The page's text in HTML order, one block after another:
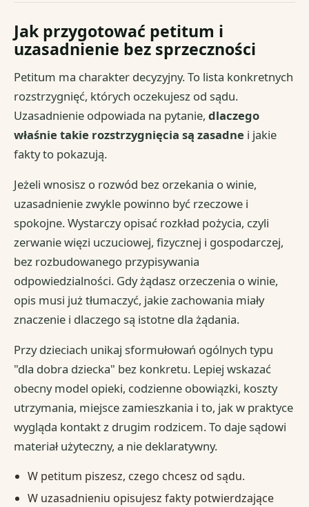
Jak przygotować petitum i
uzasadnienie bez sprzeczności
Petitum ma charakter decyzyjny. To lista konkretnych
rozstrzygnięć, których oczekujesz od sądu.
Uzasadnienie odpowiada na pytanie,dlaczego
właśnie takie rozstrzygnięcia są zasadne i jakie
fakty to pokazują.
Jeżeli wnosisz o rozwód bez orzekania o winie,
uzasadnienie zwykle powinno być rzeczowe i
spokojne. Wystarczy opisać rozkład pożycia, czyli
zerwanie więzi uczuciowej, fizycznej i gospodarczej,
bez rozbudowanego przypisywania
odpowiedzialności. Gdy żądasz orzeczenia o winie,
opis musi już tłumaczyć, jakie zachowania miały
znaczenie i dlaczego są istotne dla żądania.
Przy dzieciach unikaj sformułowań ogólnych typu
"dla dobra dziecka" bez konkretu. Lepiej wskazać
obecny model opieki, codzienne obowiązki, koszty
utrzymania, miejsce zamieszkania i to, jak w praktyce
wygląda kontakt z drugim rodzicem. To daje sądowi
materiał użyteczny, a nie deklaratywny.
W petitum piszesz, czego chcesz od sądu.
W uzasadnieniu opisujesz fakty potwierdzające